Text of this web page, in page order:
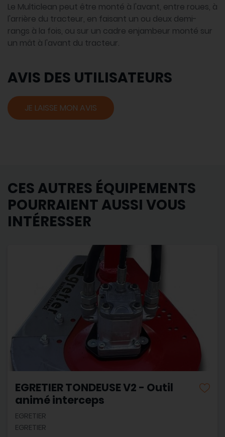
Le Multiclean peut être monté à l'avant, entre roues, à
l'arrière du tracteur, en faisant un ou deux demi-
rangs à la fois, ou sur un cadre enjambeur monté sur
un mât à l'avant du tracteur.
AVIS DES UTILISATEURS
JE LAISSE MON AVIS
CES AUTRES ÉQUIPEMENTS
POURRAIENT AUSSI VOUS
INTÉRESSER
EGRETIER TONDEUSE V2 - Outil
animé interceps
EGRETIER
EGRETIER